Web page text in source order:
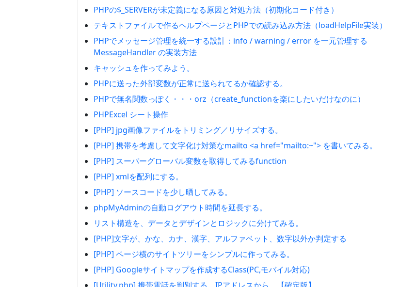
PHPの$_SERVERが未定義になる原因と対処方法（初期化コード付き）
テキストファイルで作るヘルプページとPHPでの読み込み方法（loadHelpFile実装）
PHPでメッセージ管理を統一する設計：info / warning / error を一元管理する
MessageHandler の実装方法
キャッシュを作ってみよう。
PHPに送った外部変数が正常に送られてるか確認する。
PHPで無名関数っぽく・・・orz（create_functionを楽にしたいだけなのに）
PHPExcel シート操作
[PHP] jpg画像ファイルをトリミング／リサイズする。
[PHP] 携帯を考慮して文字化け対策なmailto <a href="mailto:~"> を書いてみる。
[PHP] スーパーグローバル変数を取得してみるfunction
[PHP] xmlを配列にする。
[PHP] ソースコードを少し晒してみる。
phpMyAdminの自動ログアウト時間を延長する。
リスト構造を、データとデザインとロジックに分けてみる。
[PHP]文字が、かな、カナ、漢字、アルファベット、数字以外か判定する
[PHP] ページ横のサイトツリーをシンプルに作ってみる。
[PHP] Googleサイトマップを作成するClass(PC,モバイル対応)